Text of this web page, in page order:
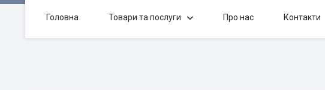
Головна Товари та послуги Про нас Контакти